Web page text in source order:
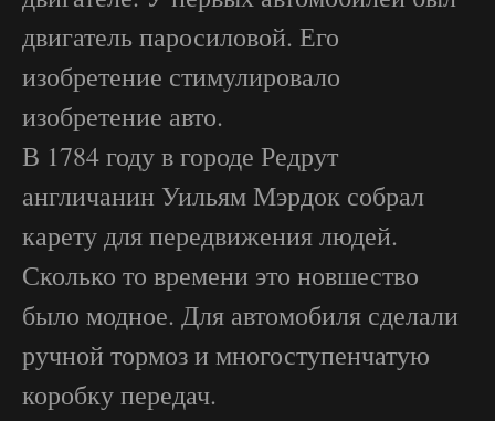
двигатель паросиловой. Его
изобретение стимулировало
изобретение авто.
В 1784 году в городе Редрут
англичанин Уильям Мэрдок собрал
карету для передвижения людей.
Сколько то времени это новшество
было модное. Для автомобиля сделали
ручной тормоз и многоступенчатую
коробку передач.